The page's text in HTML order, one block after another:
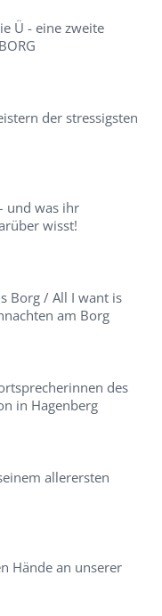
Ü - eine zweite
der stressigsten
und was ihr
wisst!
Borg / All I want is
am Borg
des
in Hagenberg
allerersten
Hände an unserer